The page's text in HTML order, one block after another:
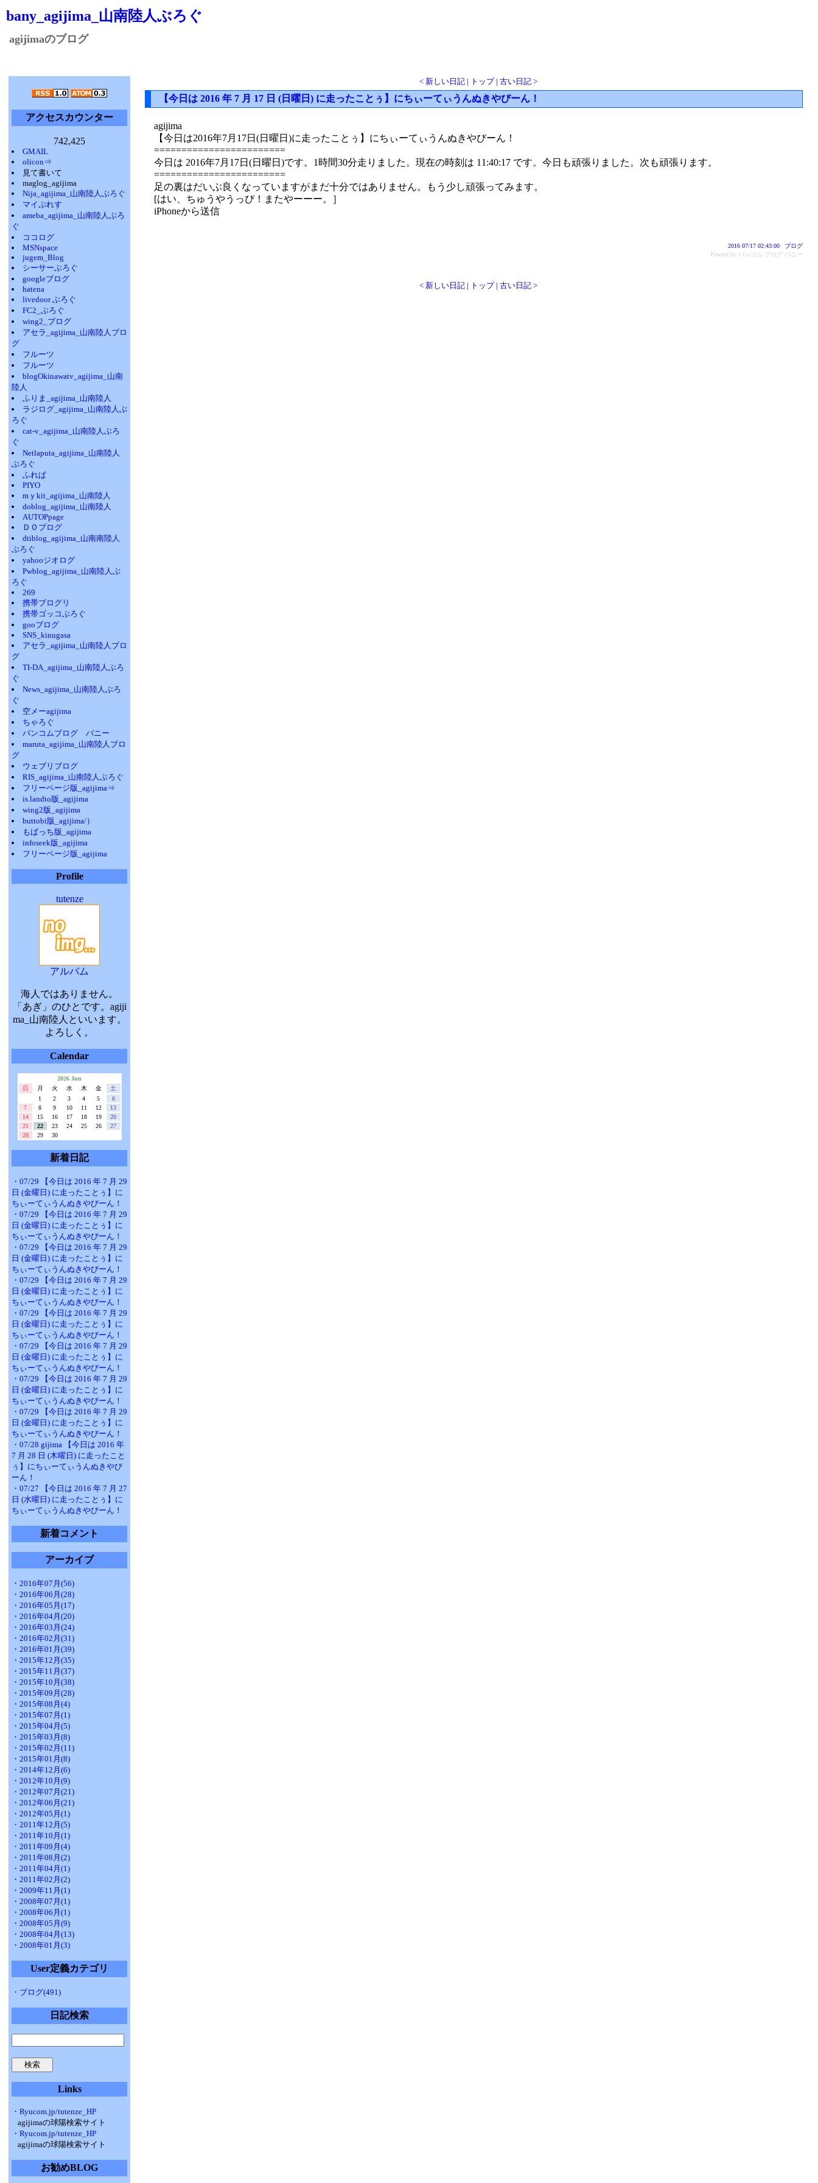
bany_agijima_山南陸人ぶろぐ
agijimaのブログ
アクセスカウンター
742,425
GMAIL
olicon⇒
見て書いて
maglog_agijima
Nija_agijima_山南陸人ぶろぐ
マイぷれす
ameba_agijima_山南陸人ぶろ
ぐ
ココログ
MSNspace
jugem_Blog
シーサーぶろぐ
googleブログ
hatena
livedoor ぶろぐ
FC2_ぶろぐ
wing2_ブログ
アセラ_agijima_山南陸人ブロ
グ
フルーツ
フルーツ
blogOkinawatv_agijima_山南
陸人
ふりま_agijima_山南陸人
ラジログ_agijima_山南陸人ぶ
ろぐ
cat-v_agijima_山南陸人ぶろ
ぐ
Netlaputa_agijima_山南陸人
ぶろぐ
ふれぱ
PIYO
mｙkit_agijima_山南陸人
doblog_agijima_山南陸人
AUTOPpage
ＤＯブログ
dtiblog_agijima_山南南陸人
ぶろぐ
yahooジオログ
Pwblog_agijima_山南陸人ぶ
ろぐ
269
携帯ブログリ
携帯ゴッコぶろぐ
gooブログ
SNS_kinugasa
アセラ_agijima_山南陸人ブロ
グ
TI-DA_agijima_山南陸人ぶろ
ぐ
News_agijima_山南陸人ぶろ
ぐ
空メーagijima
ちゃろぐ
バンコムブログ バニー
maruta_agijima_山南陸人ブロ
グ
ウェブリブログ
RIS_agijima_山南陸人ぶろぐ
フリーページ版_agijima⇒
is.landto版_agijima
wing2版_agijima
buttobi版_agijima/）
もばっち版_agijima
infoseek版_agijima
フリーページ版_agijima
Profile
tutenze
アルバム
海人ではありません。
「あぎ」のひとです。agiji
ma_山南陸人といいます。
よろしく。
Calendar
2026 Jun
日
月 火 水 木 金
土
1
2 3 4 5
6
7
8 9 10 11 12
13
14
15 16 17 18 19
20
21
22 23 24 25 26
27
28
29 30
新着日記
・07/29 【今日は 2016 年 7 月 29
日 (金曜日) に走ったことぅ】に
ちぃーてぃうんぬきやびーん！
・07/29 【今日は 2016 年 7 月 29
日 (金曜日) に走ったことぅ】に
ちぃーてぃうんぬきやびーん！
・07/29 【今日は 2016 年 7 月 29
日 (金曜日) に走ったことぅ】に
ちぃーてぃうんぬきやびーん！
・07/29 【今日は 2016 年 7 月 29
日 (金曜日) に走ったことぅ】に
ちぃーてぃうんぬきやびーん！
・07/29 【今日は 2016 年 7 月 29
日 (金曜日) に走ったことぅ】に
ちぃーてぃうんぬきやびーん！
・07/29 【今日は 2016 年 7 月 29
日 (金曜日) に走ったことぅ】に
ちぃーてぃうんぬきやびーん！
・07/29 【今日は 2016 年 7 月 29
日 (金曜日) に走ったことぅ】に
ちぃーてぃうんぬきやびーん！
・07/29 【今日は 2016 年 7 月 29
日 (金曜日) に走ったことぅ】に
ちぃーてぃうんぬきやびーん！
・07/28 gijima 【今日は 2016 年
7 月 28 日 (木曜日) に走ったこと
ぅ】にちぃーてぃうんぬきやび
ーん！
・07/27 【今日は 2016 年 7 月 27
日 (水曜日) に走ったことぅ】に
ちぃーてぃうんぬきやびーん！
新着コメント
アーカイブ
・2016年07月(56)
・2016年06月(28)
・2016年05月(17)
・2016年04月(20)
・2016年03月(24)
・2016年02月(31)
・2016年01月(39)
・2015年12月(35)
・2015年11月(37)
・2015年10月(38)
・2015年09月(28)
・2015年08月(4)
・2015年07月(1)
・2015年04月(5)
・2015年03月(8)
・2015年02月(11)
・2015年01月(8)
・2014年12月(6)
・2012年10月(9)
・2012年07月(21)
・2012年06月(21)
・2012年05月(1)
・2011年12月(5)
・2011年10月(1)
・2011年09月(4)
・2011年08月(2)
・2011年04月(1)
・2011年02月(2)
・2009年11月(1)
・2008年07月(1)
・2008年06月(1)
・2008年05月(9)
・2008年04月(13)
・2008年01月(3)
User定義カテゴリ
・ブログ(491)
日記検索
Links
・Ryucom.jp/tutenze_HP
agijimaの球陽検索サイト
・Ryucom.jp/tutenze_HP
agijimaの球陽検索サイト
お勧めBLOG
< 新しい日記 | トップ| 古い日記 >
【今日は 2016 年 7 月 17 日 (日曜日) に走ったことぅ】にちぃーてぃうんぬきやびーん！
agijima
【今日は2016年7月17日(日曜日)に走ったことぅ】にちぃーてぃうんぬきやびーん！
========================
今日は 2016年7月17日(日曜日)です。1時間30分走りました。現在の時刻は 11:40:17 です。今日も頑張りました。次も頑張ります。
========================
足の裏はだいぶ良くなっていますがまだ十分ではありません。もう少し頑張ってみます。
[はい、ちゅうやうっぴ！またやーーー。］
iPhoneから送信
2016 07/17 02:43:00
ブログ
Powerd by バンコム ブログ バニー
< 新しい日記 | トップ| 古い日記 >